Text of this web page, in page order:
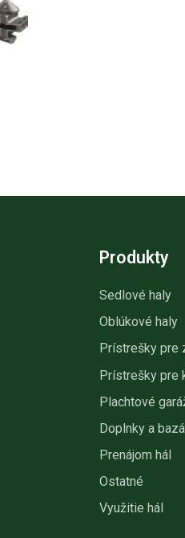
Produkty
Sedlové haly
Oblúkové haly
Prístrešky pre
Prístrešky pre
Plachtové
Doplnky a
Prenájom hál
Ostatné
Využitie hál